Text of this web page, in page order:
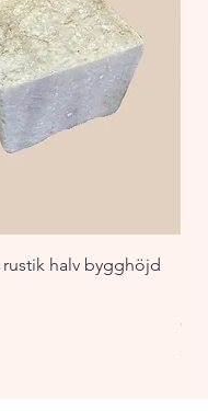
rustik halv bygghöjd
Pris